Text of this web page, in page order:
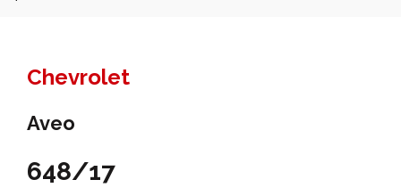
Chevrolet
Aveo
648/17